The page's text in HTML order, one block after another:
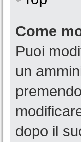
Come
Puoi
un
dopo il